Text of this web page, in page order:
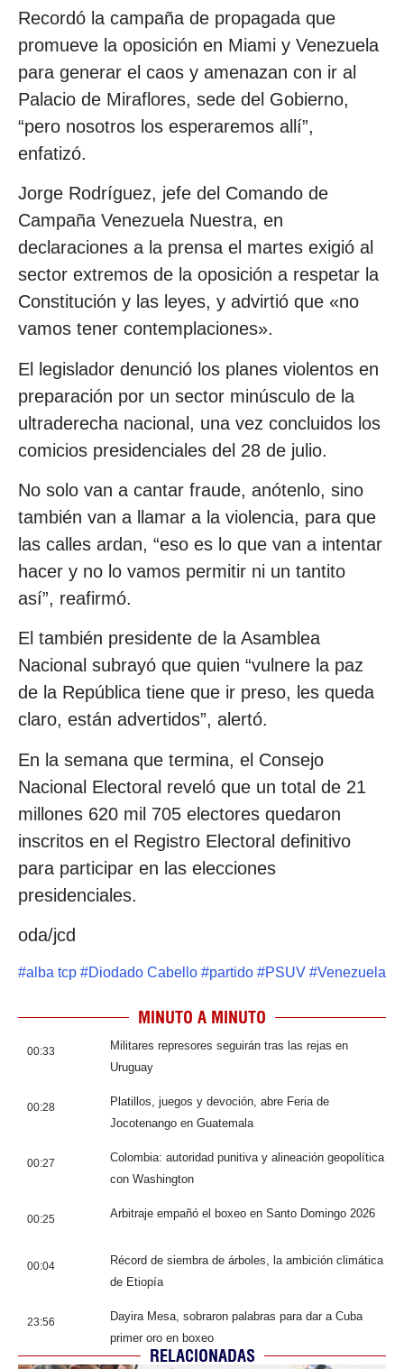
Recordó la campaña de propagada que
promueve la oposición en Miami y Venezuela
para generar el caos y amenazan con ir al
Palacio de Miraflores, sede del Gobierno,
“pero nosotros los esperaremos allí”,
enfatizó.
Jorge Rodríguez, jefe del Comando de
Campaña Venezuela Nuestra, en
declaraciones a la prensa el martes exigió al
sector extremos de la oposición a respetar la
Constitución y las leyes, y advirtió que «no
vamos tener contemplaciones».
El legislador denunció los planes violentos en
preparación por un sector minúsculo de la
ultraderecha nacional, una vez concluidos los
comicios presidenciales del 28 de julio.
No solo van a cantar fraude, anótenlo, sino
también van a llamar a la violencia, para que
las calles ardan, “eso es lo que van a intentar
hacer y no lo vamos permitir ni un tantito
así”, reafirmó.
El también presidente de la Asamblea
Nacional subrayó que quien “vulnere la paz
de la República tiene que ir preso, les queda
claro, están advertidos”, alertó.
En la semana que termina, el Consejo
Nacional Electoral reveló que un total de 21
millones 620 mil 705 electores quedaron
inscritos en el Registro Electoral definitivo
para participar en las elecciones
presidenciales.
oda/jcd
#alba tcp #Diodado Cabello #partido #PSUV #Venezuela
MINUTO A MINUTO
00:33
Militares represores seguirán tras las rejas en
Uruguay
00:28
Platillos, juegos y devoción, abre Feria de
Jocotenango en Guatemala
00:27
Colombia: autoridad punitiva y alineación geopolítica
con Washington
00:25 Arbitraje empañó el boxeo en Santo Domingo 2026
00:04
Récord de siembra de árboles, la ambición climática
de Etiopía
23:56
Dayira Mesa, sobraron palabras para dar a Cuba
primer oro en boxeo
RELACIONADAS